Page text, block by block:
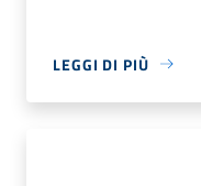
LEGGI DI PIÙ